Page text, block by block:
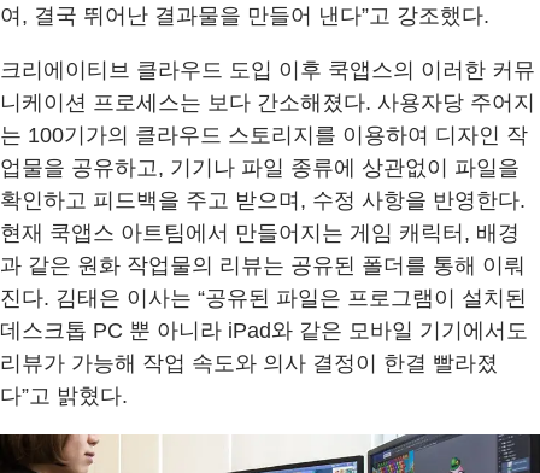
여, 결국 뛰어난 결과물을 만들어 낸다”고 강조했다.
크리에이티브 클라우드 도입 이후 쿡앱스의 이러한 커뮤
니케이션 프로세스는 보다 간소해졌다. 사용자당 주어지
는 100기가의 클라우드 스토리지를 이용하여 디자인 작
업물을 공유하고, 기기나 파일 종류에 상관없이 파일을
확인하고 피드백을 주고 받으며, 수정 사항을 반영한다.
현재 쿡앱스 아트팀에서 만들어지는 게임 캐릭터, 배경
과 같은 원화 작업물의 리뷰는 공유된 폴더를 통해 이뤄
진다. 김태은 이사는 “공유된 파일은 프로그램이 설치된
데스크톱 PC 뿐 아니라 iPad와 같은 모바일 기기에서도
리뷰가 가능해 작업 속도와 의사 결정이 한결 빨라졌
다”고 밝혔다.